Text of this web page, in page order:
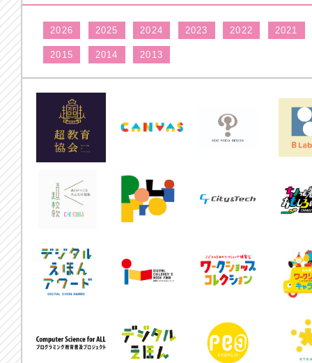
2026 2025 2024 2023 2022 2021
2015 2014 2013